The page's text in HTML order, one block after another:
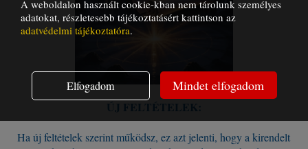
ÚJ FELTÉTELEK:
Ha új feltételek szerint működsz, ez azt jelenti, hogy a kirendelt
A weboldalon használt cookie-kban nem tárolunk személyes
adatokat, részletesebb tájékoztatásért kattintson az
adatvédelmi tájékoztatóra.
Elfogadom Mindet elfogadom